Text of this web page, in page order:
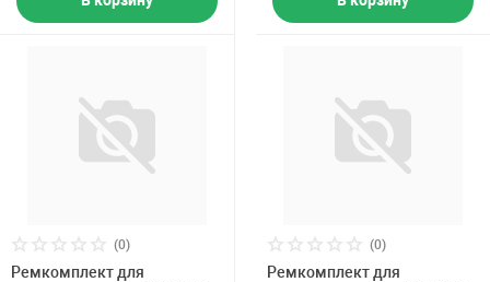
(0)
Ремкомплект для
(0)
Ремкомплект для